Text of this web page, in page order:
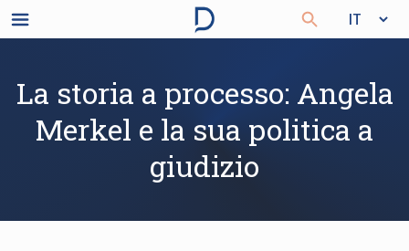
La storia a processo: Angela
Merkel e la sua politica a
giudizio